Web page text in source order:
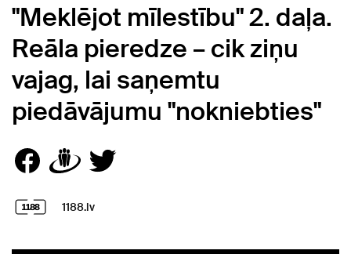
"Meklējot mīlestību" 2. daļa.
Reāla pieredze – cik ziņu
vajag, lai saņemtu
piedāvājumu "nokniebties"
1188.lv